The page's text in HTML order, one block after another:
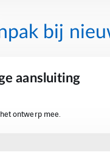
bij
aansluiting
ontwerp mee.